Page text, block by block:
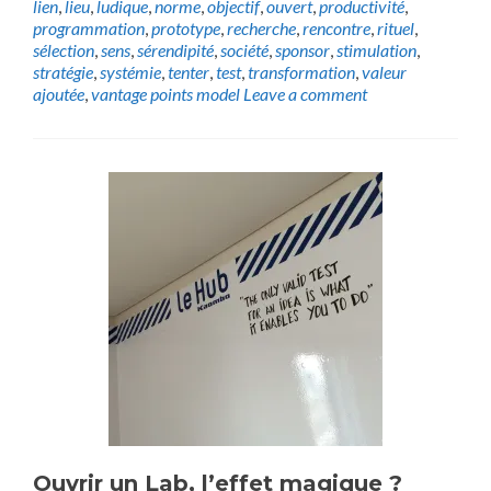
lien, lieu, ludique,norme,objectif,ouvert,productivité,
programmation,prototype,recherche,rencontre,rituel,
sélection,sens,sérendipité,société,sponsor,stimulation,
stratégie,systémie,tenter,test,transformation,valeur
ajoutée,vantage points model Leave a comment
Ouvrir un Lab, l’effet magique ?